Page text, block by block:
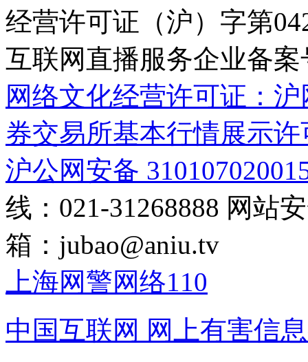
经营许可证（沪）字第
互联网直播服务企业备案
网络文化经营许可证：
券交易所基本行情展示许
沪公网安备
线：021-31268888 网站
箱： jubao@aniu.tv
上海网警网络110
中国互联网 网上有害信